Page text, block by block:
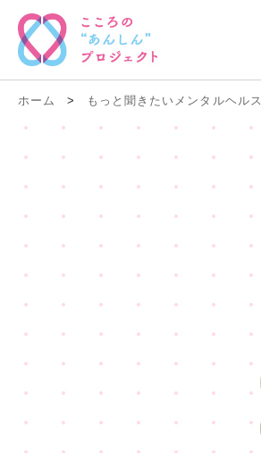
ホーム > もっと聞きたいメンタルヘルス